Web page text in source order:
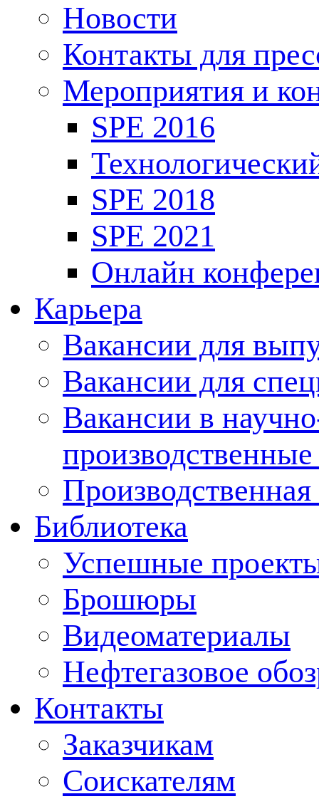
Новости
Контакты для
Мероприятия и
SPE 2016
SPE 2018
SPE 2021
Онлайн
Карьера
Вакансии для
Вакансии для
Вакансии в
Производственная
Библиотека
Успешные
Брошюры
Видеоматериалы
Нефтегазовое
Контакты
Заказчикам
Соискателям